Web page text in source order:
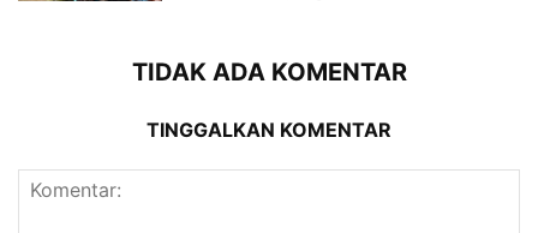
TIDAK ADA KOMENTAR
TINGGALKAN KOMENTAR